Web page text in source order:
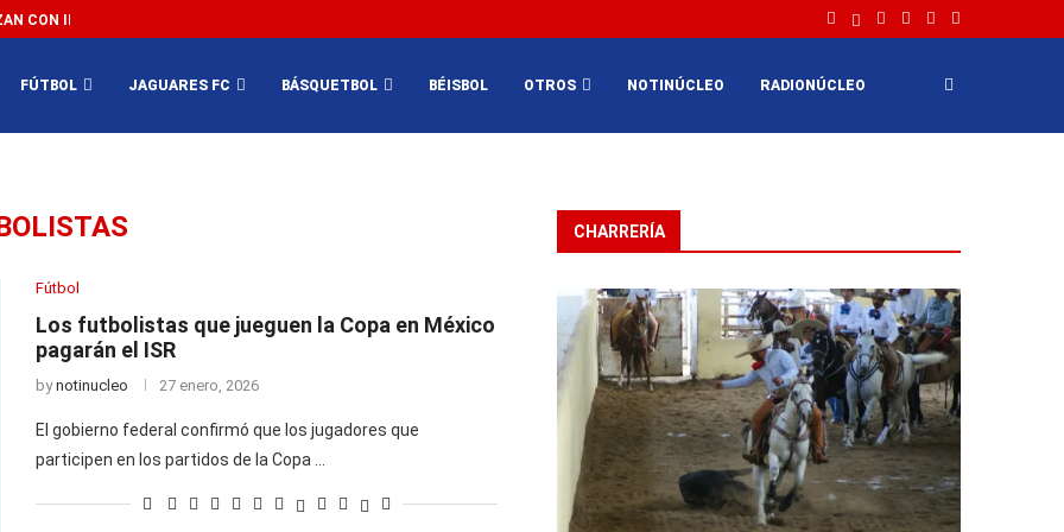
CON IMPEDIR EL MÉXICO VS SUDÁFRICA...
FÚTBOL JAGUARES FC BÁSQUETBOL BÉISBOL OTROS NOTINÚCLEO RADIONÚCLEO
Fútbol
Los futbolistas que jueguen la Copa en México
pagarán el ISR
bynotinucleo 27 enero, 2026
El gobierno federal confirmó que los jugadores que
participen en los partidos de la Copa …
CHARRERÍA